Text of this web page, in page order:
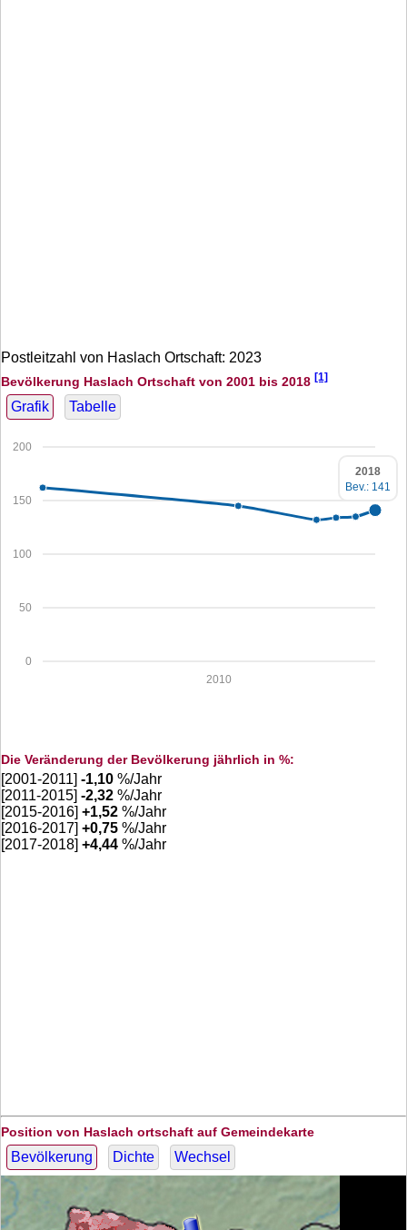
Postleitzahl von Haslach Ortschaft: 2023
Bevölkerung Haslach Ortschaft von 2001 bis 2018 [1]
Grafik Tabelle
0
50
100
150
200
2010
2018
Bev.: 141
Die Veränderung der Bevölkerung jährlich in %:
[2001-2011] -1,10 %/Jahr
[2011-2015] -2,32 %/Jahr
[2015-2016] +1,52 %/Jahr
[2016-2017] +0,75 %/Jahr
[2017-2018] +4,44 %/Jahr
Position von Haslach ortschaft auf Gemeindekarte
Bevölkerung Dichte Wechsel